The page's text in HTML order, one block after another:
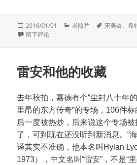
发
布
2016/01/01
分
老照片
标
宋美龄、希
于背影
留下评论
雷安和他的收藏
去年秋拍，嘉德有个“尘封八十年
里昂的东方传奇”的专场，106件
后一度被热炒，后来说这个专场
了，可到现在还没听到新消息。“
译其实不准确，他本名叫Hylan
1973），中文名叫“雷安”，不是“